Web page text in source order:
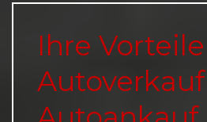
Ihre